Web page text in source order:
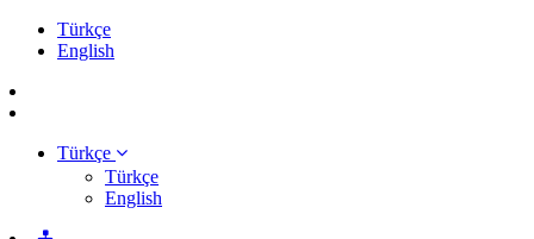
Türkçe
English
Türkçe
Türkçe
English